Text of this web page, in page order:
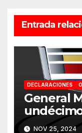
Entrada
DECLARACIONES
General
partir de
NOV 25, 2024